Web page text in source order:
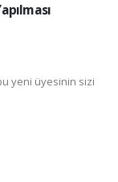
yeni üyesinin sizi